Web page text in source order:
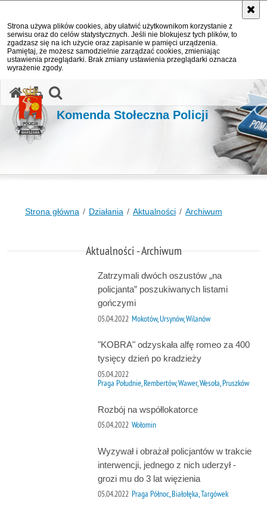
Strona używa plików cookies, aby ułatwić użytkownikom korzystanie z
serwisu oraz do celów statystycznych. Jeśli nie blokujesz tych plików, to
zgadzasz się na ich użycie oraz zapisanie w pamięci urządzenia.
Pamiętaj, że możesz samodzielnie zarządzać cookies, zmieniając
ustawienia przeglądarki. Brak zmiany ustawienia przeglądarki oznacza
wyrażenie zgody.
Komenda Stołeczna Policji
Strona główna Działania Aktualności Archiwum
Aktualności - Archiwum
Zatrzymali dwóch oszustów „na
policjanta” poszukiwanych listami
gończymi
05.04.2022 Mokotów, Ursynów, Wilanów
"KOBRA" odzyskała alfę romeo za 400
tysięcy dzień po kradzieży
05.04.2022
Praga Południe, Rembertów, Wawer, Wesoła, Pruszków
Rozbój na współlokatorce
05.04.2022 Wołomin
Wyzywał i obrażał policjantów w trakcie
interwencji, jednego z nich uderzył -
grozi mu do 3 lat więzienia
05.04.2022 Praga Północ, Białołęka, Targówek